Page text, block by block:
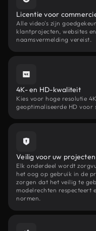
Licentie voor
Alle video's zijn
klantprojecten, websites
naamsvermelding vereist.
4K- en HD-kwaliteit
Kies voor hoge resolutie
geoptimaliseerde HD voor
Veilig voor uw projecten
Elk onderdeel wordt
het oog op gebruik in de
zorgen dat het veilig te
modelrechten respecteert
normen.